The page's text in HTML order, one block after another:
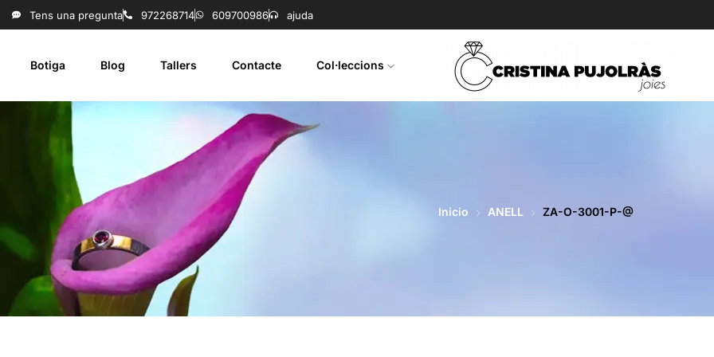
Tens una pregunta 972268714 609700986 ajuda
Botiga Blog Tallers Contacte Col·leccions
Inicio ANELL ZA-O-3001-P-@